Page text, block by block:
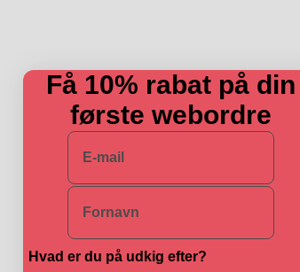
Få 10% rabat på din
første webordre
E-mail
Navn
Hvad er du på udkig efter?